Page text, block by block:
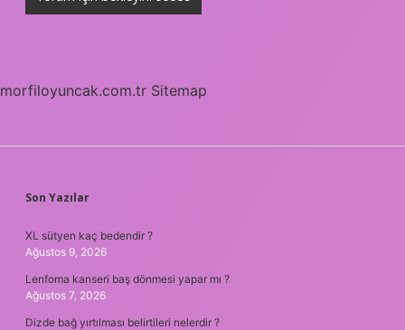
morfiloyuncak.com.tr Sitemap
SIDEBAR
Son Yazılar
XL sütyen kaç bedendir ?
Ağustos 9, 2026
Lenfoma kanseri baş dönmesi yapar mı ?
Ağustos 7, 2026
Dizde bağ yırtılması belirtileri nelerdir ?